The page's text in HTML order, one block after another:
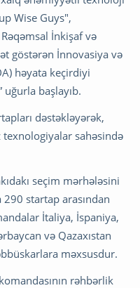
Wise Guys",
İnkişaf və
göstərən İnnovasiya və
həyata keçirdiyi
başlayıb.
dəstəkləyərək,
texnologiyalar sahəsində
seçim mərhələsini
startap arasından
İtaliya, İspaniya,
və Qazaxıstan
məxsusdur.
rəhbərlik